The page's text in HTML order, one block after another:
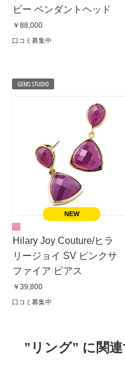
ビー ペンダントヘッド
￥88,000
口コミ募集中
Hilary Joy Couture/ヒラ
リージョイ SV ピンクサ
ファイア ピアス
￥39,800
口コミ募集中
”リング” に関